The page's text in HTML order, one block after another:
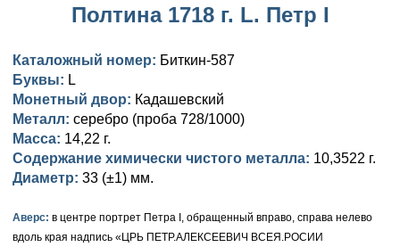
Золотые червонцы
Памятные и юбилейные
Серебро
Германская оккупация
Для Финляндии
Александр III (1881-1894)
Золото
Серебро
Медь
Для Финляндии
Александр II (1855-1881)
Золото
Серебро
Медь
Памятные и донативные
Николай I (1825-1855)
Платина, золото
Серебро
Для Грузии
Александр I (1801-1825)
Золото
Медь
Павел I (1796-1801)
Серебро
Золото
Петр III (1762)
Полтина 1718 г. L. Петр I
Каталожный номер: Биткин-587
Буквы: L
Монетный двор: Кадашевский
Металл: серебро (проба 728/1000)
Масса: 14,22 г.
Содержание химически чистого металла: 10,3522 г.
Диаметр: 33 (±1) мм.
Аверс: в центре портрет Петра I, обращенный вправо, справа нелево
вдоль края надпись «ЦРЬ ПЕТР.АЛЕКСЕЕВИЧ ВСЕЯ.РОСИИ